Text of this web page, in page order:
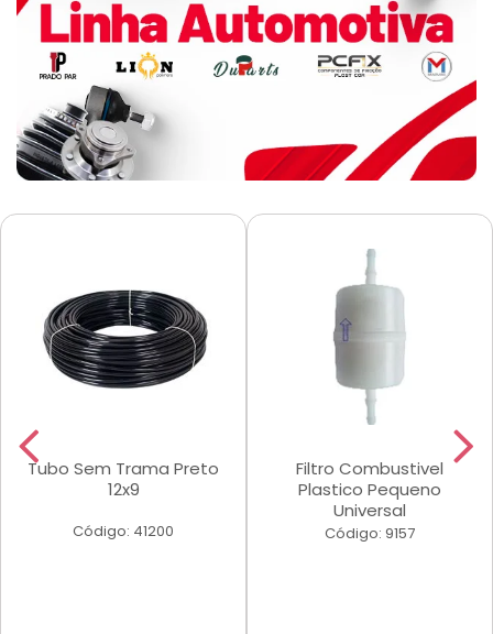
Tubo Sem Trama Preto
12x9
Código: 41200
Filtro Combustivel
Plastico Pequeno
Universal
Código: 9157